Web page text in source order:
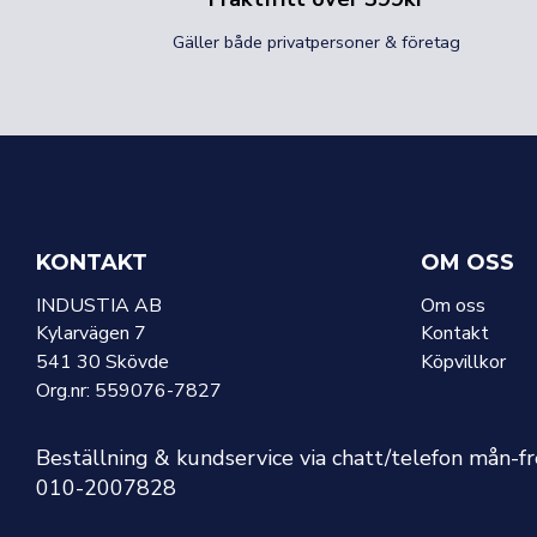
Gäller både privatpersoner & företag
KONTAKT
INDUSTIA AB
Kylarvägen 7
541 30 Skövde
Org.nr: 559076-7827
OM OSS
Om oss
Kontakt
Köpvillkor
Beställning & kundservice via chatt/telefon mån-
010-2007828